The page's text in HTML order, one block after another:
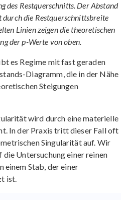
des Restquerschnitts. Der Abstand
durch die Restquerschnittsbreite
Linien zeigen die theoretischen
der p-Werte von oben.
es Regime mit fast geraden
Diagramm, die in der Nähe
Steigungen
wird durch eine materielle
In der Praxis tritt dieser Fall oft
Singularität auf. Wir
die Untersuchung einer reinen
Stab, der einer
ist.